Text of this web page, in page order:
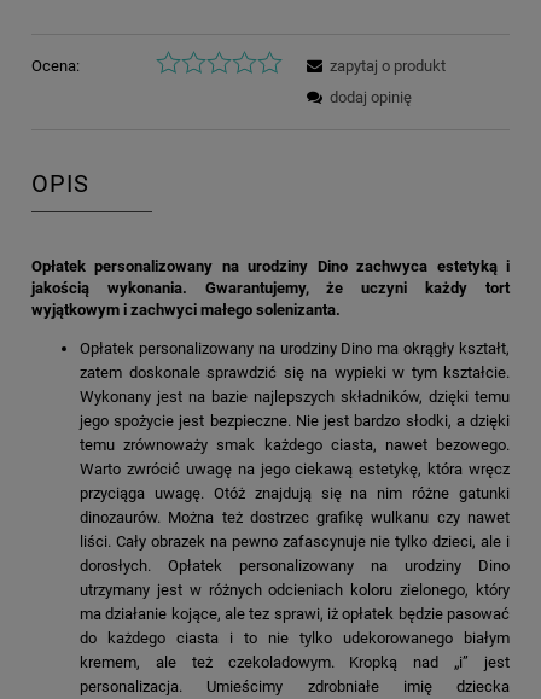
Ocena:
zapytaj o produkt
dodaj opinię
OPIS
Opłatek personalizowany na urodziny Dino zachwyca estetyką i
jakością wykonania. Gwarantujemy, że uczyni każdy tort
wyjątkowym i zachwyci małego solenizanta.
Opłatek personalizowany na urodziny Dino ma okrągły kształt,
zatem doskonale sprawdzić się na wypieki w tym kształcie.
Wykonany jest na bazie najlepszych składników, dzięki temu
jego spożycie jest bezpieczne. Nie jest bardzo słodki, a dzięki
temu zrównoważy smak każdego ciasta, nawet bezowego.
Warto zwrócić uwagę na jego ciekawą estetykę, która wręcz
przyciąga uwagę. Otóż znajdują się na nim różne gatunki
dinozaurów. Można też dostrzec grafikę wulkanu czy nawet
liści. Cały obrazek na pewno zafascynuje nie tylko dzieci, ale i
dorosłych. Opłatek personalizowany na urodziny Dino
utrzymany jest w różnych odcieniach koloru zielonego, który
ma działanie kojące, ale tez sprawi, iż opłatek będzie pasować
do każdego ciasta i to nie tylko udekorowanego białym
kremem, ale też czekoladowym. Kropką nad „i” jest
personalizacja. Umieścimy zdrobniałe imię dziecka